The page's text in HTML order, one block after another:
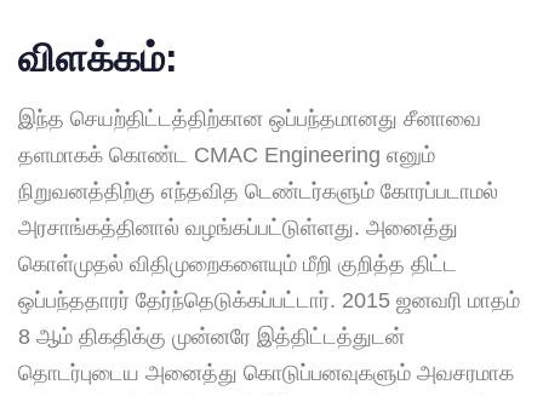
விளக்கம்:
இந்த செயற்திட்டத்திற்கான ஒப்பந்தமானது சீனாவை
தளமாகக் கொண்ட CMAC Engineering எனும்
நிறுவனத்திற்கு எந்தவித டெண்டர்களும் கோரப்படாமல்
அரசாங்கத்தினால் வழங்கப்பட்டுள்ளது. அனைத்து
கொள்முதல் விதிமுறைகளையும் மீறி குறித்த திட்ட
ஒப்பந்ததாரர் தேர்ந்தெடுக்கப்பட்டார். 2015 ஜனவரி மாதம்
8 ஆம் திகதிக்கு முன்னரே இத்திட்டத்துடன்
தொடர்புடைய அனைத்து கொடுப்பனவுகளும் அவசரமாக